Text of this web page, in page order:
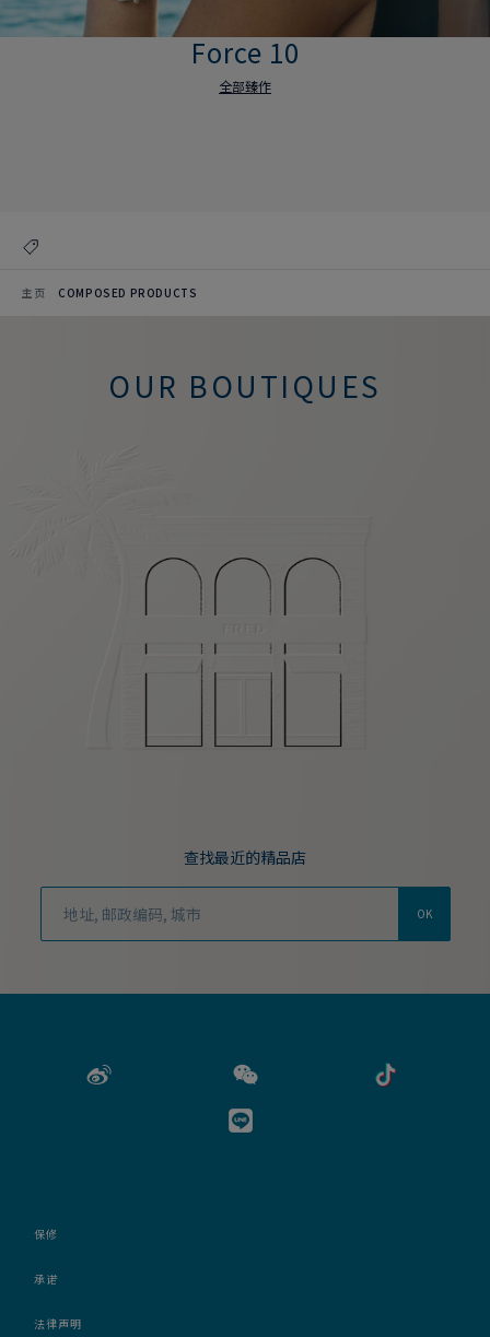
Force 10
全部臻作
主页 COMPOSED PRODUCTS
OUR BOUTIQUES
查找最近的精品店
OK
保修
承诺
法律声明